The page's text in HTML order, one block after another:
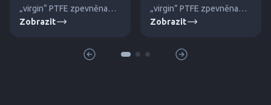
„virgin“ PTFE zpevněna
dutými skleněnými
Zobrazit
„virgin” PTFE zpevněna
křemičitým plnivem proti
vysoké tlaky a teploty.
Zobrazit